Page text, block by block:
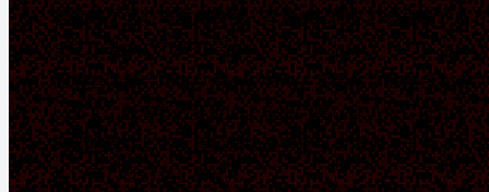
客席内を含む場内の映像・写真が公開される場合があり
ます。予めご了承ください
出演者は都合によりキャンセル・変更になる場合がござ
います。出演者の変更による払い戻しはいたしません
天変地異などによる公演の途中終了の場合、チケットの
払い戻しはいたしません